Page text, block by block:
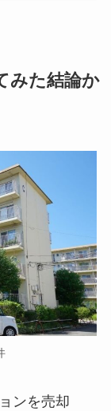
みた結論か
ンを売却